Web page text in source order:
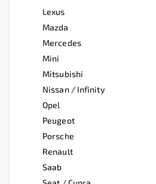
Lexus
Mazda
Mercedes
Mini
Mitsubishi
Nissan / Infinity
Opel
Peugeot
Porsche
Renault
Saab